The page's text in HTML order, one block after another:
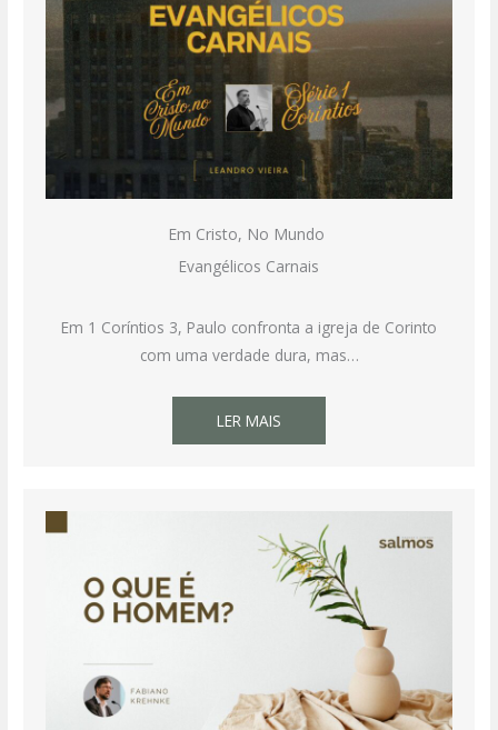
Em Cristo, No Mundo
Evangélicos Carnais
Em 1 Coríntios 3, Paulo confronta a igreja de Corinto
com uma verdade dura, mas…
LER MAIS